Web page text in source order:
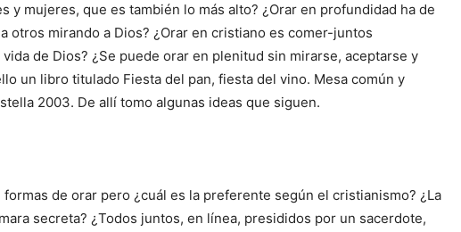
y mujeres, que es también lo más alto? ¿Orar en profundidad ha de
otros mirando a Dios? ¿Orar en cristiano es comer-juntos
de Dios? ¿Se puede orar en plenitud sin mirarse, aceptarse y
un libro titulado Fiesta del pan, fiesta del vino. Mesa común y
2003. De allí tomo algunas ideas que siguen.
de orar pero ¿cuál es la preferente según el cristianismo? ¿La
secreta? ¿Todos juntos, en línea, presididos por un sacerdote,